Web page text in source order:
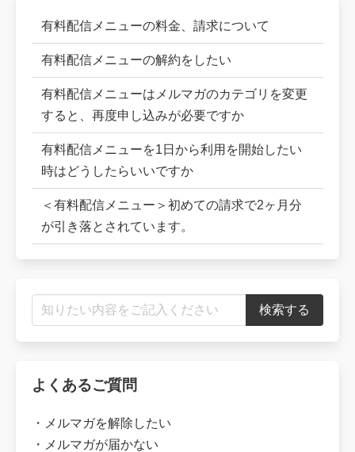
有料配信メニューの料金、請求について
有料配信メニューの解約をしたい
有料配信メニューはメルマガのカテゴリを変更
すると、再度申し込みが必要ですか
有料配信メニューを1日から利用を開始したい
時はどうしたらいいですか
＜有料配信メニュー＞初めての請求で2ヶ月分
が引き落とされています。
よくあるご質問
・ メルマガを解除したい
・ メルマガが届かない